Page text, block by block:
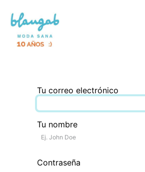
Tu correo electrónico
Tu nombre
Contraseña